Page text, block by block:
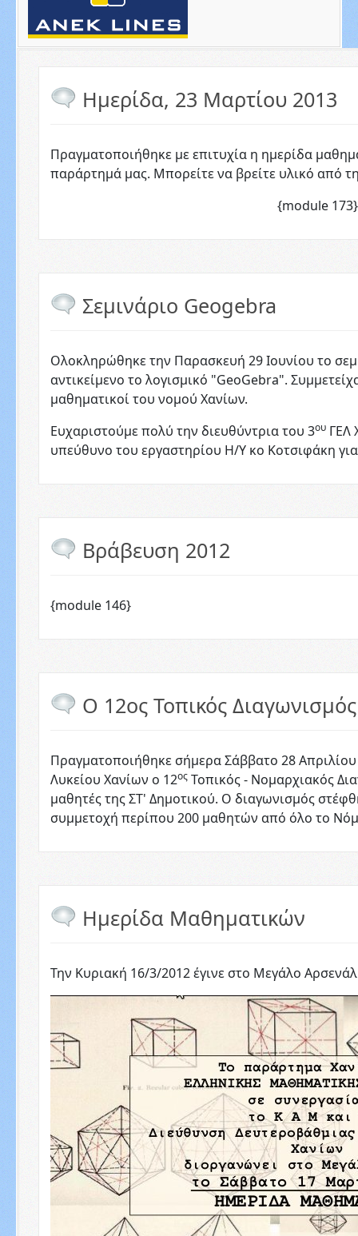
Ημερίδα, 23 Μαρτίου 2013
Πραγματοποιήθηκε με επιτυχία η ημερίδα
παράρτημά μας. Μπορείτε να βρείτε υλικό από
{module 173}
Σεμινάριο Geogebra
Ολοκληρώθηκε την Παρασκευή 29 Ιουνίου το
αντικείμενο το λογισμικό "GeoGebra".
μαθηματικοί του νομού Χανίων.
Ευχαριστούμε πολύ την διευθύντρια του 3ου ΓΕΛ
υπεύθυνο του εργαστηρίου Η/Υ κο Κοτσιφάκη
Βράβευση 2012
{module 146}
Ο 12ος Τοπικός Διαγωνισμός
Πραγματοποιήθηκε σήμερα Σάββατο 28
Λυκείου Χανίων ο 12ος Τοπικός - Νομαρχιακός
μαθητές της ΣΤ' Δημοτικού. Ο διαγωνισμός
συμμετοχή περίπου 200 μαθητών από όλο το
Ημερίδα Μαθηματικών
Την Κυριακή 16/3/2012 έγινε στο Μεγάλο